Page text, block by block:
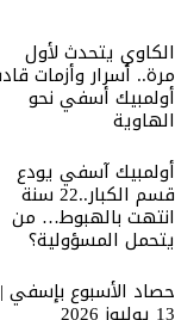
الكاوي يتحدث لأول
مرة.. أسرار وأزمات
أولمبيك أسفي نحو
الهاوية
أولمبيك آسفي يودع
قسم الكبار..22 سنة
انتهت بالهبوط… من
يتحمل المسؤولية؟
حصاد الأسبوع بإسفي |